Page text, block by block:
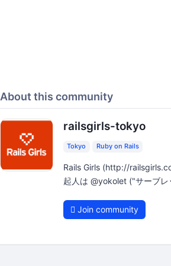
About this community
railsgirls-tokyo
Tokyo Ruby on Rails
Rails Girls (http://
起人は @yokolet ("サーブ
Join community